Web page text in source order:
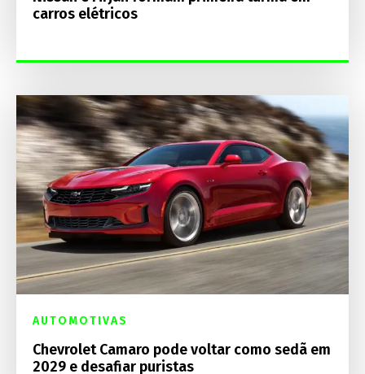
carros elétricos
AUTOMOTIVAS
Chevrolet Camaro pode voltar como sedã em
2029 e desafiar puristas